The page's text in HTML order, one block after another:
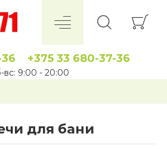
+375 33 680-37-36
вс: 9:00 - 20:00
для бани